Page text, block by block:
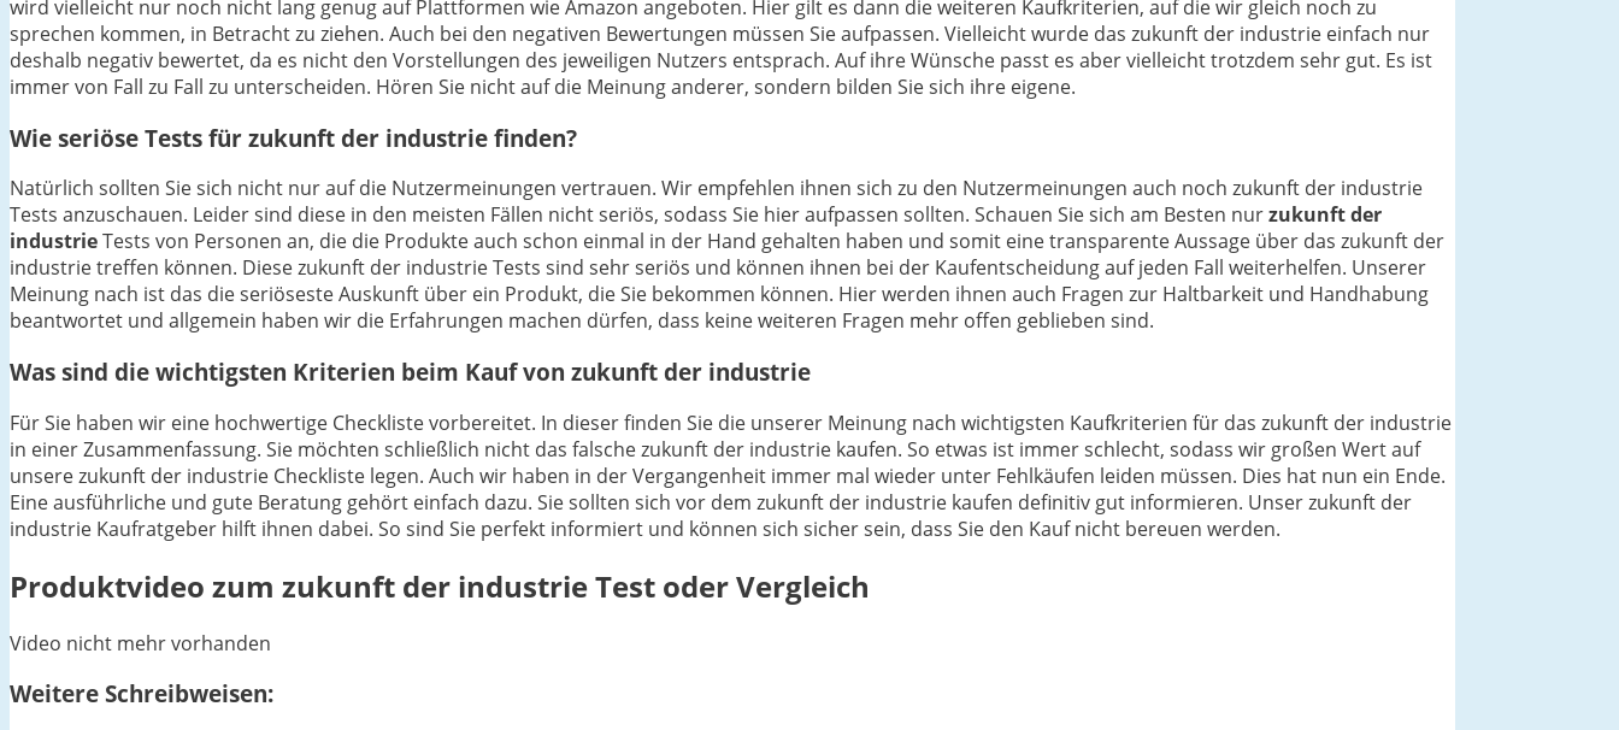
wird vielleicht nur noch nicht lang genug auf Plattformen wie Amazon angeboten. Hier gilt es dann die weiteren Kaufkriterien, auf die wir gleich noch zu
sprechen kommen, in Betracht zu ziehen. Auch bei den negativen Bewertungen müssen Sie aufpassen. Vielleicht wurde das zukunft der industrie einfach nur
deshalb negativ bewertet, da es nicht den Vorstellungen des jeweiligen Nutzers entsprach. Auf ihre Wünsche passt es aber vielleicht trotzdem sehr gut. Es ist
immer von Fall zu Fall zu unterscheiden. Hören Sie nicht auf die Meinung anderer, sondern bilden Sie sich ihre eigene.
Wie seriöse Tests für zukunft der industrie finden?
Natürlich sollten Sie sich nicht nur auf die Nutzermeinungen vertrauen. Wir empfehlen ihnen sich zu den Nutzermeinungen auch noch zukunft der industrie
Tests anzuschauen. Leider sind diese in den meisten Fällen nicht seriös, sodass Sie hier aufpassen sollten. Schauen Sie sich am Besten nurzukunft der
industrieTests von Personen an, die die Produkte auch schon einmal in der Hand gehalten haben und somit eine transparente Aussage über das zukunft der
industrie treffen können. Diese zukunft der industrie Tests sind sehr seriös und können ihnen bei der Kaufentscheidung auf jeden Fall weiterhelfen. Unserer
Meinung nach ist das die seriöseste Auskunft über ein Produkt, die Sie bekommen können. Hier werden ihnen auch Fragen zur Haltbarkeit und Handhabung
beantwortet und allgemein haben wir die Erfahrungen machen dürfen, dass keine weiteren Fragen mehr offen geblieben sind.
Was sind die wichtigsten Kriterien beim Kauf von zukunft der industrie
Für Sie haben wir eine hochwertige Checkliste vorbereitet. In dieser finden Sie die unserer Meinung nach wichtigsten Kaufkriterien für das zukunft der industrie
in einer Zusammenfassung. Sie möchten schließlich nicht das falsche zukunft der industrie kaufen. So etwas ist immer schlecht, sodass wir großen Wert auf
unsere zukunft der industrie Checkliste legen. Auch wir haben in der Vergangenheit immer mal wieder unter Fehlkäufen leiden müssen. Dies hat nun ein Ende.
Eine ausführliche und gute Beratung gehört einfach dazu. Sie sollten sich vor dem zukunft der industrie kaufen definitiv gut informieren. Unser zukunft der
industrie Kaufratgeber hilft ihnen dabei. So sind Sie perfekt informiert und können sich sicher sein, dass Sie den Kauf nicht bereuen werden.
Produktvideo zum zukunft der industrieTest oder Vergleich
Video nicht mehr vorhanden
Weitere Schreibweisen: